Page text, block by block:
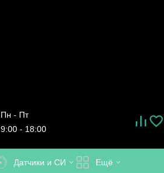
Пн - Пт
9:00 - 18:00
Датчики и СИ Ещё